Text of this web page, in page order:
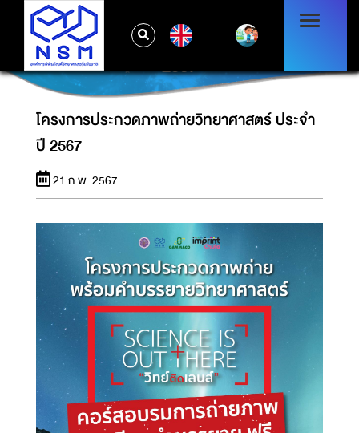
โครงการประกวดภาพถ่ายวิทยาศาสตร์ ประจำปี
2567
โครงการประกวดภาพถ่ายวิทยาศาสตร์ ประจำ
ปี 2567
21 ก.พ. 2567